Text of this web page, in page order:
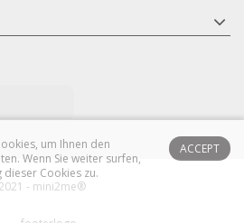
- mini2me®
ACCEPT
um Ihnen den
Wenn Sie weiter surfen,
dieser Cookies zu.